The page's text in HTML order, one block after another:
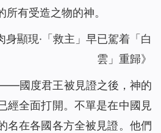
有受造之物的神。
顯現·「救主」早已駕着「白
雲」重歸》
國度君王被見證之後，神的
經全面打開。不單是在中國見
名在各國各方全被見證。他們